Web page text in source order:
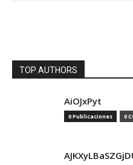
TOP AUTHORS
AiOJxPyt
0 Publicaciones 0